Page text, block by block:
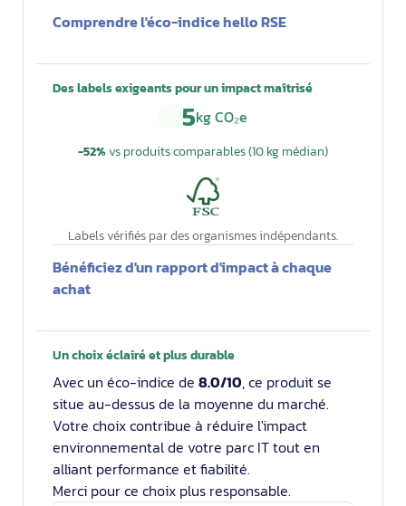
Comprendre l'éco-indice hello RSE
Des labels exigeants pour un impact maîtrisé
5kg CO₂e
−52%vs produits comparables (10 kg médian)
Labels vérifiés par des organismes indépendants.
Bénéficiez d'un rapport d'impact à chaque
achat
Un choix éclairé et plus durable
Avec un éco-indice de 8.0/10, ce produit se
situe au-dessus de la moyenne du marché.
Votre choix contribue à réduire l'impact
environnemental de votre parc IT tout en
alliant performance et fiabilité.
Merci pour ce choix plus responsable.